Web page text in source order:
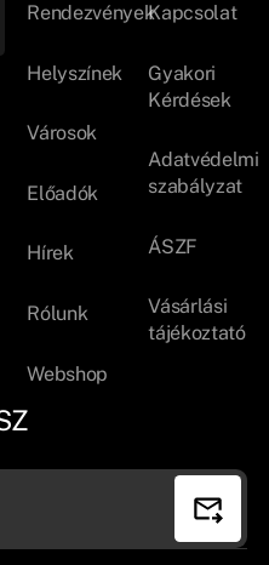
Rendezvények
Helyszínek
Városok
Előadók
Hírek
Rólunk
Webshop
Kapcsolat
Gyakori
Kérdések
Adatvédelmi
szabályzat
ÁSZF
Vásárlási
tájékoztató